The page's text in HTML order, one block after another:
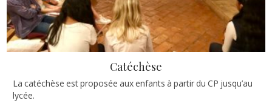
Catéchèse
La catéchèse est proposée aux enfants à partir du CP jusqu’au
lycée.